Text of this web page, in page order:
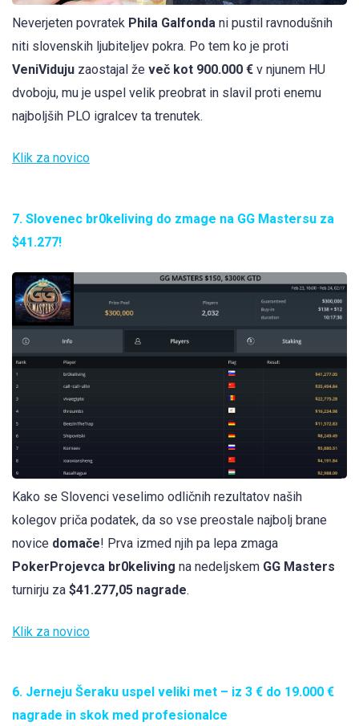
Neverjeten povratek Phila Galfonda ni pustil ravnodušnih
niti slovenskih ljubiteljev pokra. Po tem ko je proti
VeniViduju zaostajal že več kot 900.000 € v njunem HU
dvoboju, mu je uspel velik preobrat in slavil proti enemu
najboljših PLO igralcev ta trenutek.
Klik za novico
7. Slovenec br0keliving do zmage na GG Mastersu za
$41.277!
Kako se Slovenci veselimo odličnih rezultatov naših
kolegov priča podatek, da so vse preostale najbolj brane
novice domače! Prva izmed njih pa lepa zmaga
PokerProjevca br0keliving na nedeljskem GG Masters
turnirju za $41.277,05 nagrade.
Klik za novico
6. Jerneju Šeraku uspel veliki met – iz 3 € do 19.000 €
nagrade in skok med profesionalce